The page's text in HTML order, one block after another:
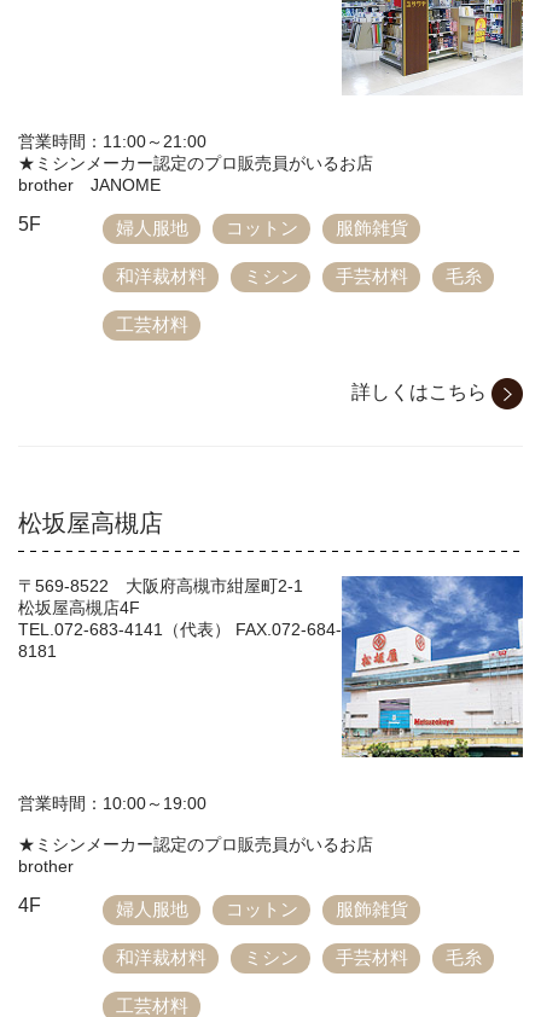
営業時間：11:00～21:00
★ミシンメーカー認定のプロ販売員がいるお店
brother JANOME
5F 婦人服地 コットン 服飾雑貨
和洋裁材料 ミシン 手芸材料 毛糸
工芸材料
詳しくはこちら
松坂屋高槻店
〒569-8522 大阪府高槻市紺屋町2-1
松坂屋高槻店4F
TEL.072-683-4141（代表） FAX.072-684-
8181
営業時間：10:00～19:00
★ミシンメーカー認定のプロ販売員がいるお店
brother
4F 婦人服地 コットン 服飾雑貨
和洋裁材料 ミシン 手芸材料 毛糸
工芸材料